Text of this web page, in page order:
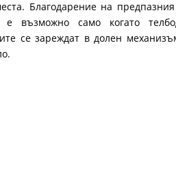
Благодарение на
е възможно само когато
се зареждат в долен